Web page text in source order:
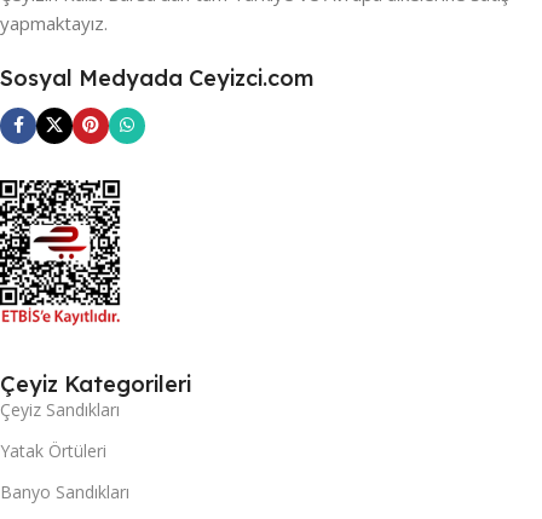
yapmaktayız.
Sosyal Medyada Ceyizci.com
Çeyiz Kategorileri
Çeyiz Sandıkları
Yatak Örtüleri
Banyo Sandıkları